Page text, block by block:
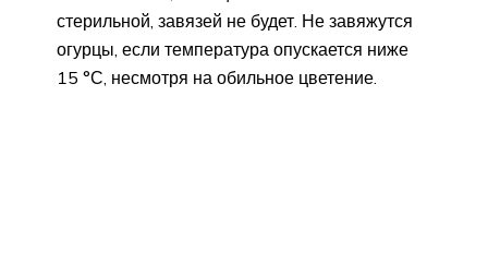
стерильной, завязей не будет. Не завяжутся
огурцы, если температура опускается ниже
15 °С, несмотря на обильное цветение.